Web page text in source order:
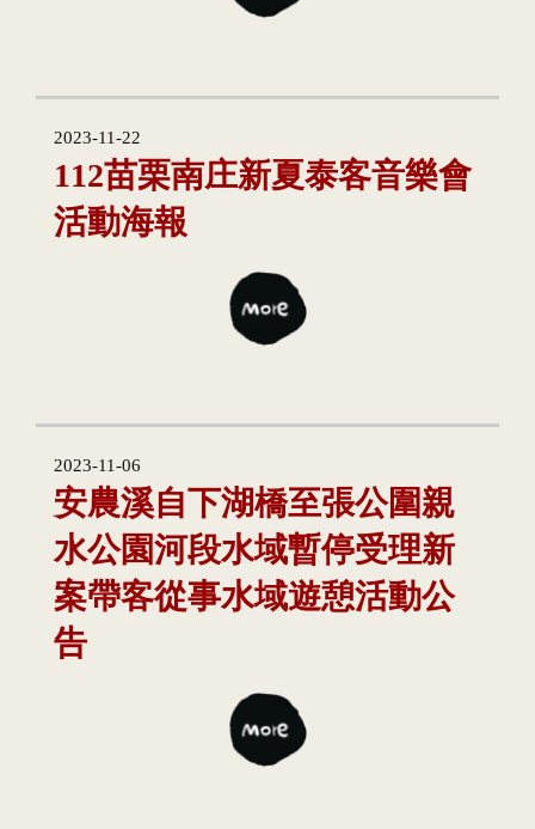
2023-11-22
112苗栗南庄新夏泰客音樂會
活動海報
2023-11-06
安農溪自下湖橋至張公圍親
水公園河段水域暫停受理新
案帶客從事水域遊憩活動公
告